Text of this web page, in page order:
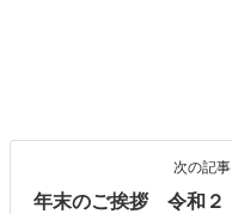
次の記事
年末のご挨拶 令和２